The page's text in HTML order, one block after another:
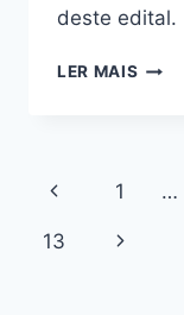
deste edital.
LER MAIS
1 …
13